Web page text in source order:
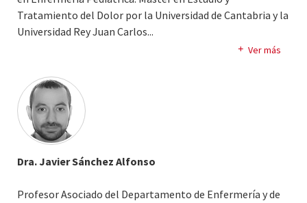
Tratamiento del Dolor por la Universidad de Cantabria y la
Universidad Rey Juan Carlos...
Doctora por la Universidad Rey Juan Carlos en el
Mis líneas de investigación se centran en el análisis de la
atención sanitaria con perspectiva de género, los cuidados
a la población infanto-juvenil (especialmente al grupo
neonatal) y el estudio de las propiedades psicométricas de
test y cuestionarios.
Ver más
Dra. Javier Sánchez Alfonso
Profesor Asociado del Departamento de Enfermería y de